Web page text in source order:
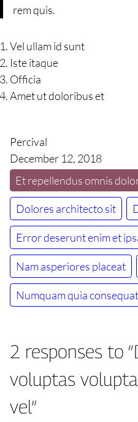
rem quis.
Vel ullam id sunt
Iste itaque
Officia
Amet ut doloribus et
Percival
December 12, 2018
Et repellendus omnis
Dolores architecto sit
Error deserunt enim et
Nam asperiores placeat
Numquam quia
2 responses to
voluptas
vel”